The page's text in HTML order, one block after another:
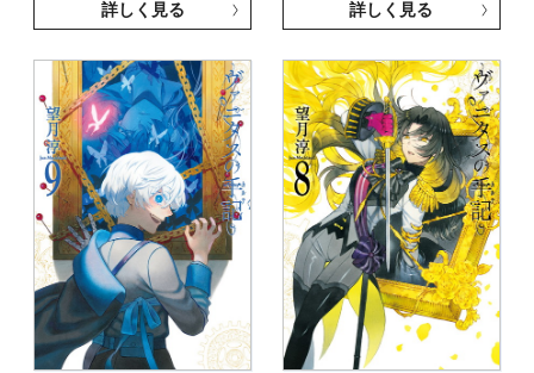
詳しく見る 詳しく見る